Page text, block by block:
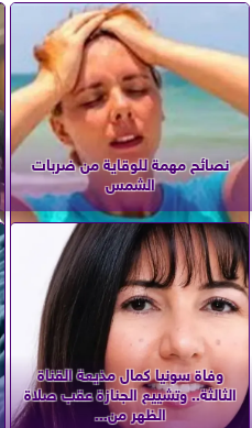
نصائح مهمة للوقاية من ضربات
الشمس
وفاة سونيا كمال مذيعة القناة
الثالثة.. وتشييع الجنازة عقب صلاة
الظهر من...